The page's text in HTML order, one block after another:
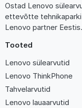
Ostad Lenovo
ettevõtte tehnikaparki
Lenovo partner Eestis.
Tooted
Lenovo sülearvutid
Lenovo ThinkPhone
Tahvelarvutid
Lenovo lauaarvutid